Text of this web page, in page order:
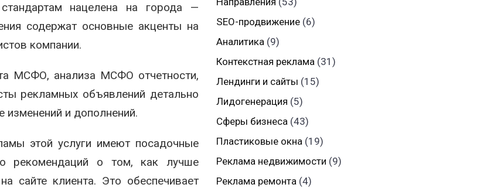
нацелена на города —
содержат основные акценты на
компании.
МСФО, анализа МСФО отчетности,
рекламных объявлений детально
изменений и дополнений.
этой услуги имеют посадочные
рекомендаций о том, как лучше
сайте клиента. Это обеспечивает
SEO-продвижение (6)
Аналитика (9)
Контекстная реклама (31)
Лендинги и сайты (15)
Лидогенерация (5)
Сферы бизнеса (43)
Пластиковые окна (19)
Реклама недвижимости (9)
Реклама ремонта (4)